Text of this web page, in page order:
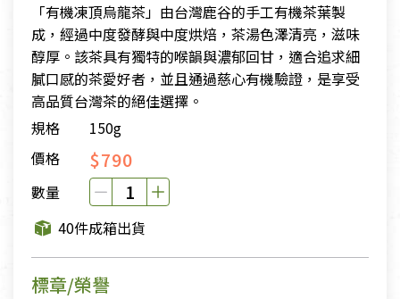
「有機凍頂烏龍茶」由台灣鹿谷的手工有機茶葉製
成，經過中度發酵與中度烘焙，茶湯色澤清亮，滋味
醇厚。該茶具有獨特的喉韻與濃郁回甘，適合追求細
膩口感的茶愛好者，並且通過慈心有機驗證，是享受
高品質台灣茶的絕佳選擇。
規格
150g
價格
$790
數量
40件成箱出貨
標章/榮譽